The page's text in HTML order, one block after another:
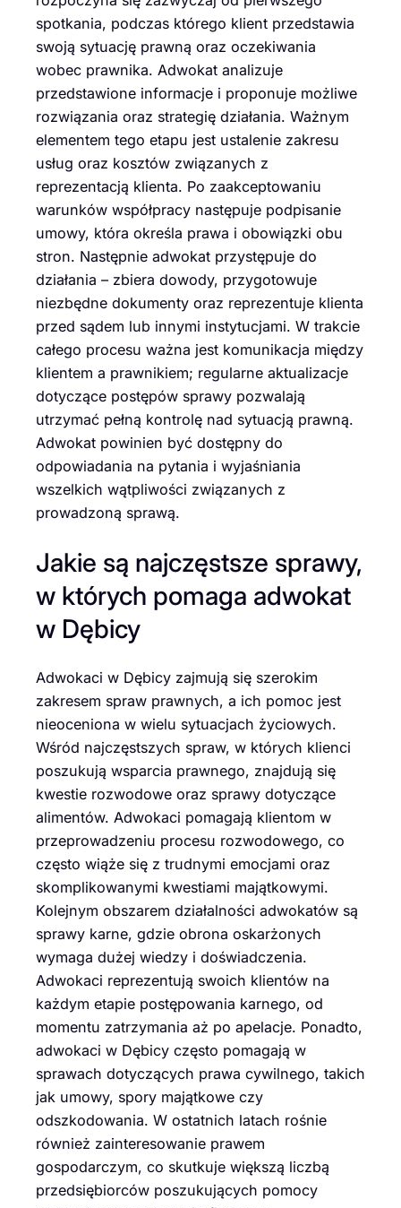
spotkania, podczas którego klient przedstawia
swoją sytuację prawną oraz oczekiwania
wobec prawnika. Adwokat analizuje
przedstawione informacje i proponuje możliwe
rozwiązania oraz strategię działania. Ważnym
elementem tego etapu jest ustalenie zakresu
usług oraz kosztów związanych z
reprezentacją klienta. Po zaakceptowaniu
warunków współpracy następuje podpisanie
umowy, która określa prawa i obowiązki obu
stron. Następnie adwokat przystępuje do
działania – zbiera dowody, przygotowuje
niezbędne dokumenty oraz reprezentuje klienta
przed sądem lub innymi instytucjami. W trakcie
całego procesu ważna jest komunikacja między
klientem a prawnikiem; regularne aktualizacje
dotyczące postępów sprawy pozwalają
utrzymać pełną kontrolę nad sytuacją prawną.
Adwokat powinien być dostępny do
odpowiadania na pytania i wyjaśniania
wszelkich wątpliwości związanych z
prowadzoną sprawą.
Jakie są najczęstsze sprawy,
w których pomaga adwokat
w Dębicy
Adwokaci w Dębicy zajmują się szerokim
zakresem spraw prawnych, a ich pomoc jest
nieoceniona w wielu sytuacjach życiowych.
Wśród najczęstszych spraw, w których klienci
poszukują wsparcia prawnego, znajdują się
kwestie rozwodowe oraz sprawy dotyczące
alimentów. Adwokaci pomagają klientom w
przeprowadzeniu procesu rozwodowego, co
często wiąże się z trudnymi emocjami oraz
skomplikowanymi kwestiami majątkowymi.
Kolejnym obszarem działalności adwokatów są
sprawy karne, gdzie obrona oskarżonych
wymaga dużej wiedzy i doświadczenia.
Adwokaci reprezentują swoich klientów na
każdym etapie postępowania karnego, od
momentu zatrzymania aż po apelacje. Ponadto,
adwokaci w Dębicy często pomagają w
sprawach dotyczących prawa cywilnego, takich
jak umowy, spory majątkowe czy
odszkodowania. W ostatnich latach rośnie
również zainteresowanie prawem
gospodarczym, co skutkuje większą liczbą
przedsiębiorców poszukujących pomocy